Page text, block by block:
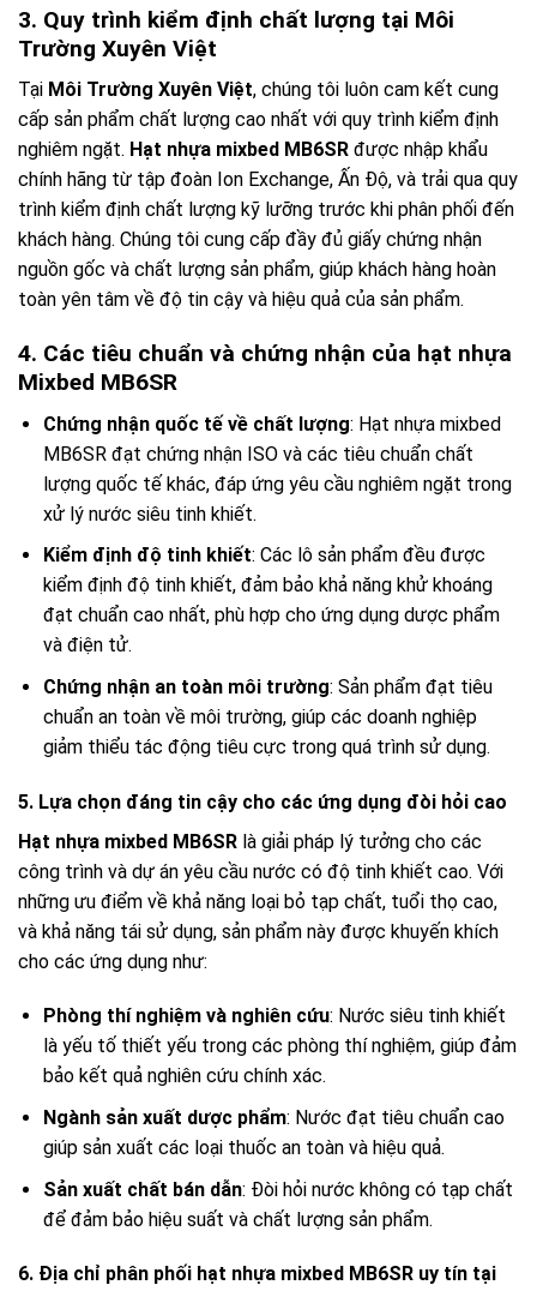
3. Quy trình kiểm định chất lượng tại Môi
Trường Xuyên Việt
Tại Môi Trường Xuyên Việt, chúng tôi luôn cam kết cung
cấp sản phẩm chất lượng cao nhất với quy trình kiểm định
nghiêm ngặt. Hạt nhựa mixbed MB6SR được nhập khẩu
chính hãng từ tập đoàn Ion Exchange, Ấn Độ, và trải qua quy
trình kiểm định chất lượng kỹ lưỡng trước khi phân phối đến
khách hàng. Chúng tôi cung cấp đầy đủ giấy chứng nhận
nguồn gốc và chất lượng sản phẩm, giúp khách hàng hoàn
toàn yên tâm về độ tin cậy và hiệu quả của sản phẩm.
4. Các tiêu chuẩn và chứng nhận của hạt nhựa
Mixbed MB6SR
Chứng nhận quốc tế về chất lượng: Hạt nhựa mixbed
MB6SR đạt chứng nhận ISO và các tiêu chuẩn chất
lượng quốc tế khác, đáp ứng yêu cầu nghiêm ngặt trong
xử lý nước siêu tinh khiết.
Kiểm định độ tinh khiết: Các lô sản phẩm đều được
kiểm định độ tinh khiết, đảm bảo khả năng khử khoáng
đạt chuẩn cao nhất, phù hợp cho ứng dụng dược phẩm
và điện tử.
Chứng nhận an toàn môi trường: Sản phẩm đạt tiêu
chuẩn an toàn về môi trường, giúp các doanh nghiệp
giảm thiểu tác động tiêu cực trong quá trình sử dụng.
5. Lựa chọn đáng tin cậy cho các ứng dụng đòi hỏi cao
Hạt nhựa mixbed MB6SR là giải pháp lý tưởng cho các
công trình và dự án yêu cầu nước có độ tinh khiết cao. Với
những ưu điểm về khả năng loại bỏ tạp chất, tuổi thọ cao,
và khả năng tái sử dụng, sản phẩm này được khuyến khích
cho các ứng dụng như:
Phòng thí nghiệm và nghiên cứu: Nước siêu tinh khiết
là yếu tố thiết yếu trong các phòng thí nghiệm, giúp đảm
bảo kết quả nghiên cứu chính xác.
Ngành sản xuất dược phẩm: Nước đạt tiêu chuẩn cao
giúp sản xuất các loại thuốc an toàn và hiệu quả.
Sản xuất chất bán dẫn: Đòi hỏi nước không có tạp chất
để đảm bảo hiệu suất và chất lượng sản phẩm.
6. Địa chỉ phân phối hạt nhựa mixbed MB6SR uy tín tại